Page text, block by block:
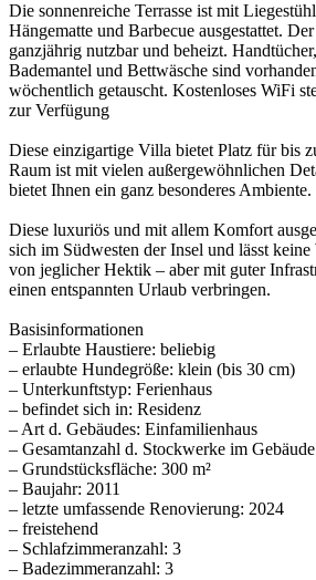
Die sonnenreiche Terrasse ist mit
Hängematte und Barbecue ausgestattet.
ganzjährig nutzbar und beheizt.
Bademantel und Bettwäsche sind
wöchentlich getauscht. Kostenloses WiFi
zur Verfügung
Diese einzigartige Villa bietet Platz für bis
Raum ist mit vielen außergewöhnlichen
bietet Ihnen ein ganz besonderes Ambiente.
Diese luxuriös und mit allem Komfort
sich im Südwesten der Insel und lässt
von jeglicher Hektik – aber mit guter
einen entspannten Urlaub verbringen.
Basisinformationen
– Erlaubte Haustiere: beliebig
– erlaubte Hundegröße: klein (bis 30 cm)
– Unterkunftstyp: Ferienhaus
– befindet sich in: Residenz
– Art d. Gebäudes: Einfamilienhaus
– Gesamtanzahl d. Stockwerke im
– Grundstücksfläche: 300 m²
– Baujahr: 2011
– letzte umfassende Renovierung: 2024
– freistehend
– Schlafzimmeranzahl: 3
– Badezimmeranzahl: 3